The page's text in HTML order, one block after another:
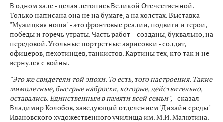
В одном зале - целая летопись Великой Отечественной.
Только написана она не на бумаге, а на холстах. Выставка
"Мужицкая ноша" - это фронтовые реалии, подвиги и герои,
победы и горечь утраты. Часть работ – созданы, буквально, на
передовой. Угольные портретные зарисовки - солдат,
офицеров, пехотинцев, танкистов. Картины тех, кто так и не
вернулся с войны.
"Это же свидетели той эпохи. То есть, того настроения. Такие
мимолетные, быстрые наброски, которые, действительно,
оставались. Единственным в памяти всей семьи", - сказал
Владимир Колобов, заведующий отделением "Дизайн среды"
Ивановского художественного училища им. М.И. Малютина.